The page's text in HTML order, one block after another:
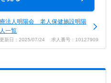
法人明陽会 老人保健施設明陽
一覧
更新日：2025/07/24 求人番号：10127909